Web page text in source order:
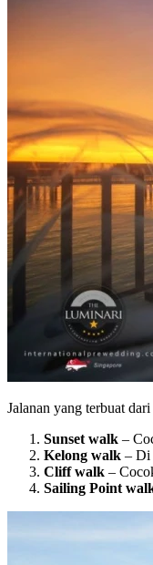
Jalanan yang terbuat
Sunset walk –
Kelong walk – Di
Cliff walk –
Sailing Point